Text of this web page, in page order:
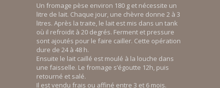
Un fromage pèse environ 180 g et nécessite un
litre de lait. Chaque jour, une chèvre donne 2 à 3
litres. Après la traite, le lait est mis dans un tank
où il refroidit à 20 degrés. Ferment et pressure
sont ajoutés pour le faire cailler. Cette opération
dure de 24 à 48 h.
Ensuite le lait caillé est moulé à la louche dans
une faisselle. Le fromage s’égoutte 12h, puis
retourné et salé.
Il est vendu frais ou affiné entre 3 et 6 mois.